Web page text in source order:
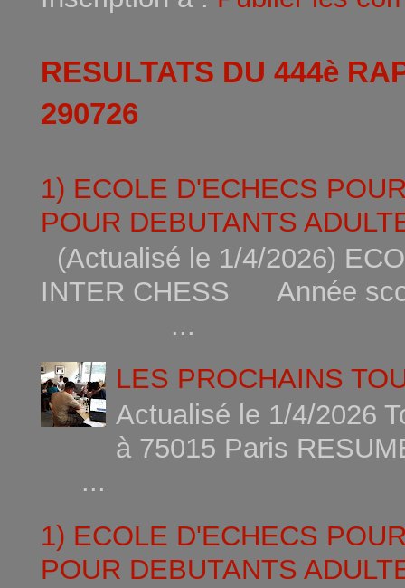
RESULTATS DU 444è
290726
1) ECOLE D'ECHECS
POUR DEBUTANTS
(Actualisé le 1/4/2026)
INTER CHESS Année
...
LES PROCHAINS
Actualisé le 1/4/2026
à 75015
...
1) ECOLE D'ECHECS
POUR DEBUTANTS